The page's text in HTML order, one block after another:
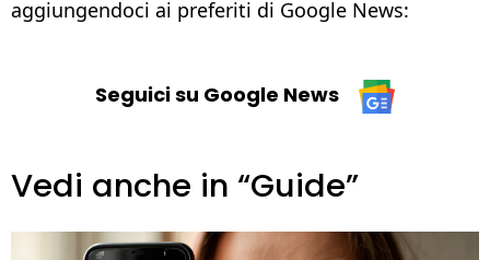
aggiungendoci ai preferiti di Google News:
Seguici su Google News
Vedi anche in “Guide”